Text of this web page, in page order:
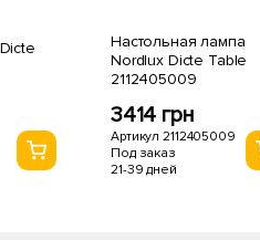
Настольная лампа
Nordlux Dicte Table
2112405009
3414 грн
Артикул 2112405009
Под заказ
21-39 дней